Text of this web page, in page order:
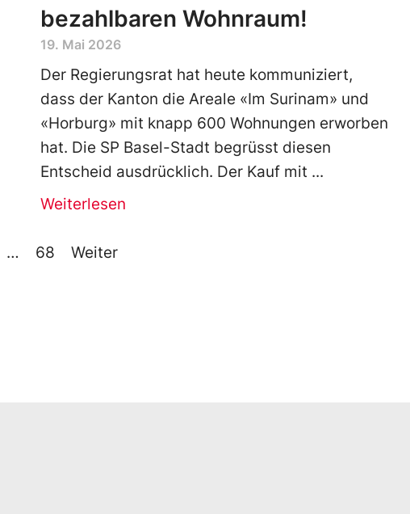
bezahlbaren Wohnraum!
19. Mai 2026
Der Regierungsrat hat heute kommuniziert,
dass der Kanton die Areale «Im Surinam» und
«Horburg» mit knapp 600 Wohnungen erworben
hat. Die SP Basel-Stadt begrüsst diesen
Entscheid ausdrücklich. Der Kauf mit
Weiterlesen
… 68 Weiter